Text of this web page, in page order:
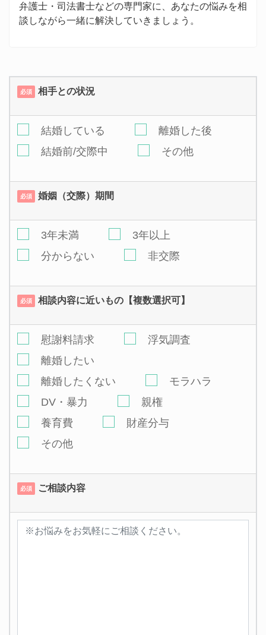
弁護士・司法書士などの専門家に、あなたの悩みを相
談しながら一緒に解決していきましょう。
必須 相手との状況
結婚している
離婚した後
結婚前/交際中
その他
必須 婚姻（交際）期間
3年未満
3年以上
分からない
非交際
必須 相談内容に近いもの【複数選択可】
慰謝料請求
浮気調査
離婚したい
離婚したくない
モラハラ
DV・暴力
親権
養育費
財産分与
その他
必須 ご相談内容